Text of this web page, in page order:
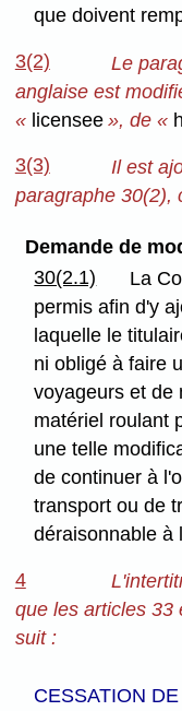
que doivent
3(2)
Le
anglaise est
« licensee», de «
3(3)
Il est
paragraphe 30(2),
Demande de
30(2.1)
La
permis afin d'y
laquelle le
ni obligé à faire
voyageurs et de
matériel roulant
une telle
de continuer à
transport ou de
déraisonnable à
4
que les articles 33
suit :
CESSATION